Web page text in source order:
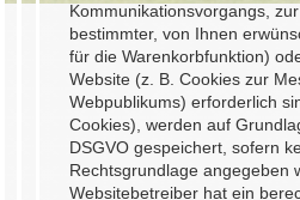
Kommunikationsvorgangs,
bestimmter, von Ihnen
für die Warenkorbfunktion)
Website (z. B. Cookies zur
Webpublikums) erforderlich
Cookies), werden auf
DSGVO gespeichert, sofern
Rechtsgrundlage angegeben
Websitebetreiber hat ein